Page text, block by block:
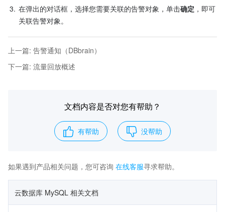
3. 在弹出的对话框，选择您需要关联的告警对象，单击确定 ，即可
关联告警对象。
上一篇: 告警通知（DBbrain）
下一篇: 流量回放概述
文档内容是否对您有帮助？
有帮助 没帮助
如果遇到产品相关问题，您可咨询 在线客服寻求帮助。
云数据库 MySQL 相关文档